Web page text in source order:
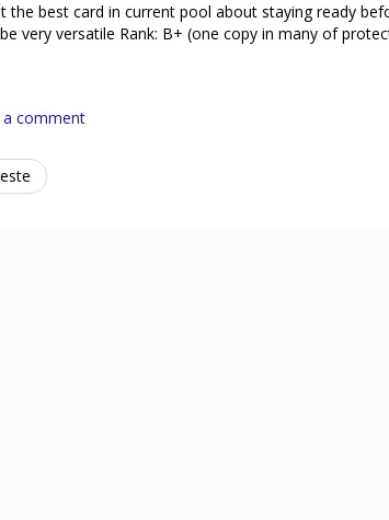
the best card in current pool about staying ready
very versatile Rank: B+ (one copy in many of
a comment